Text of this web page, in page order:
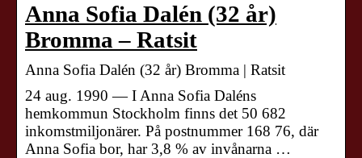
Anna Sofia Dalén (32 år)
Bromma – Ratsit
Anna Sofia Dalén (32 år) Bromma | Ratsit
24 aug. 1990 — I Anna Sofia Daléns
hemkommun Stockholm finns det 50 682
inkomstmiljonärer. På postnummer 168 76, där
Anna Sofia bor, har 3,8 % av invånarna …